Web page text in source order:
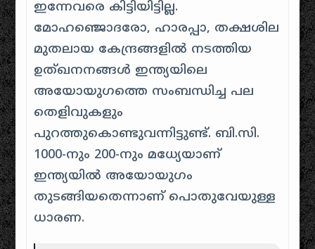
ഇന്നേവരെ കിട്ടിയിട്ടില്ല.
മോഹഞ്ജൊദരോ, ഹാരപ്പാ, തക്ഷശില
മുതലായ കേന്ദ്രങ്ങളിൽ നടത്തിയ
ഉത്ഖനനങ്ങൾ ഇന്ത്യയിലെ
അയോയുഗത്തെ സംബന്ധിച്ച പല
തെളിവുകളും
പുറത്തുകൊണ്ടുവന്നിട്ടുണ്ട്. ബി.സി.
1000-നും 200-നും മധ്യേയാണ്
ഇന്ത്യയിൽ അയോയുഗം
തുടങ്ങിയതെന്നാണ് പൊതുവേയുള്ള
ധാരണ.